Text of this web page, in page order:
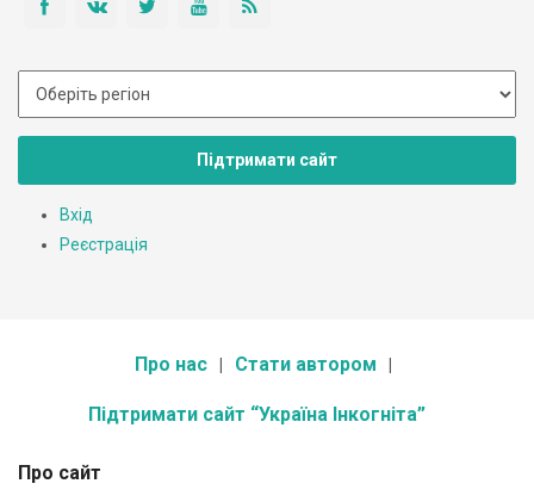
Підтримати сайт
Вхід
Реєстрація
Про нас Стати автором
Підтримати сайт “Україна Інкогніта”
Про сайт